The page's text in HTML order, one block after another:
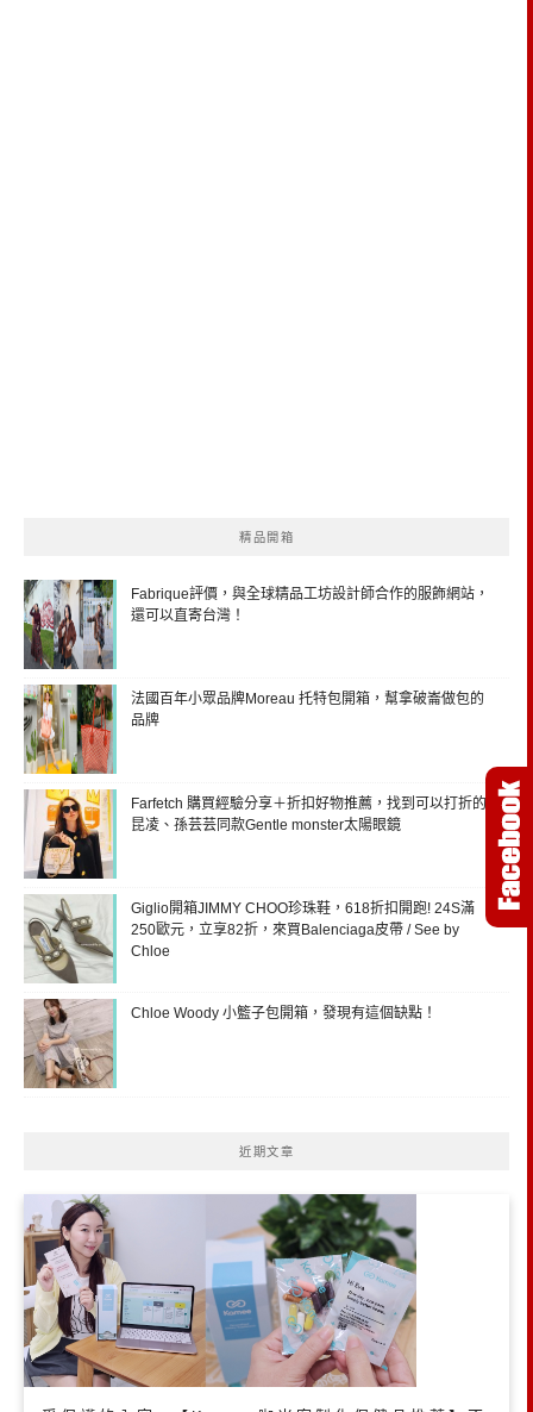
精品開箱
Fabrique評價，與全球精品工坊設計師合作的服飾網站，
還可以直寄台灣！
法國百年小眾品牌Moreau 托特包開箱，幫拿破崙做包的
品牌
Farfetch 購買經驗分享＋折扣好物推薦，找到可以打折的
昆凌、孫芸芸同款Gentle monster太陽眼鏡
Giglio開箱JIMMY CHOO珍珠鞋，618折扣開跑! 24S滿
250歐元，立享82折，來買Balenciaga皮帶 / See by
Chloe
Chloe Woody 小籃子包開箱，發現有這個缺點！
近期文章